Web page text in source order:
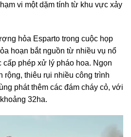
vi một dặm tính từ khu vực xảy
hỏa Esparto trong cuộc họp
hoạn bắt nguồn từ nhiều vụ nổ
phép xử lý pháo hoa. Ngọn
rộng, thiêu rụi nhiều công trình
phát thêm các đám cháy cỏ, với
32ha.